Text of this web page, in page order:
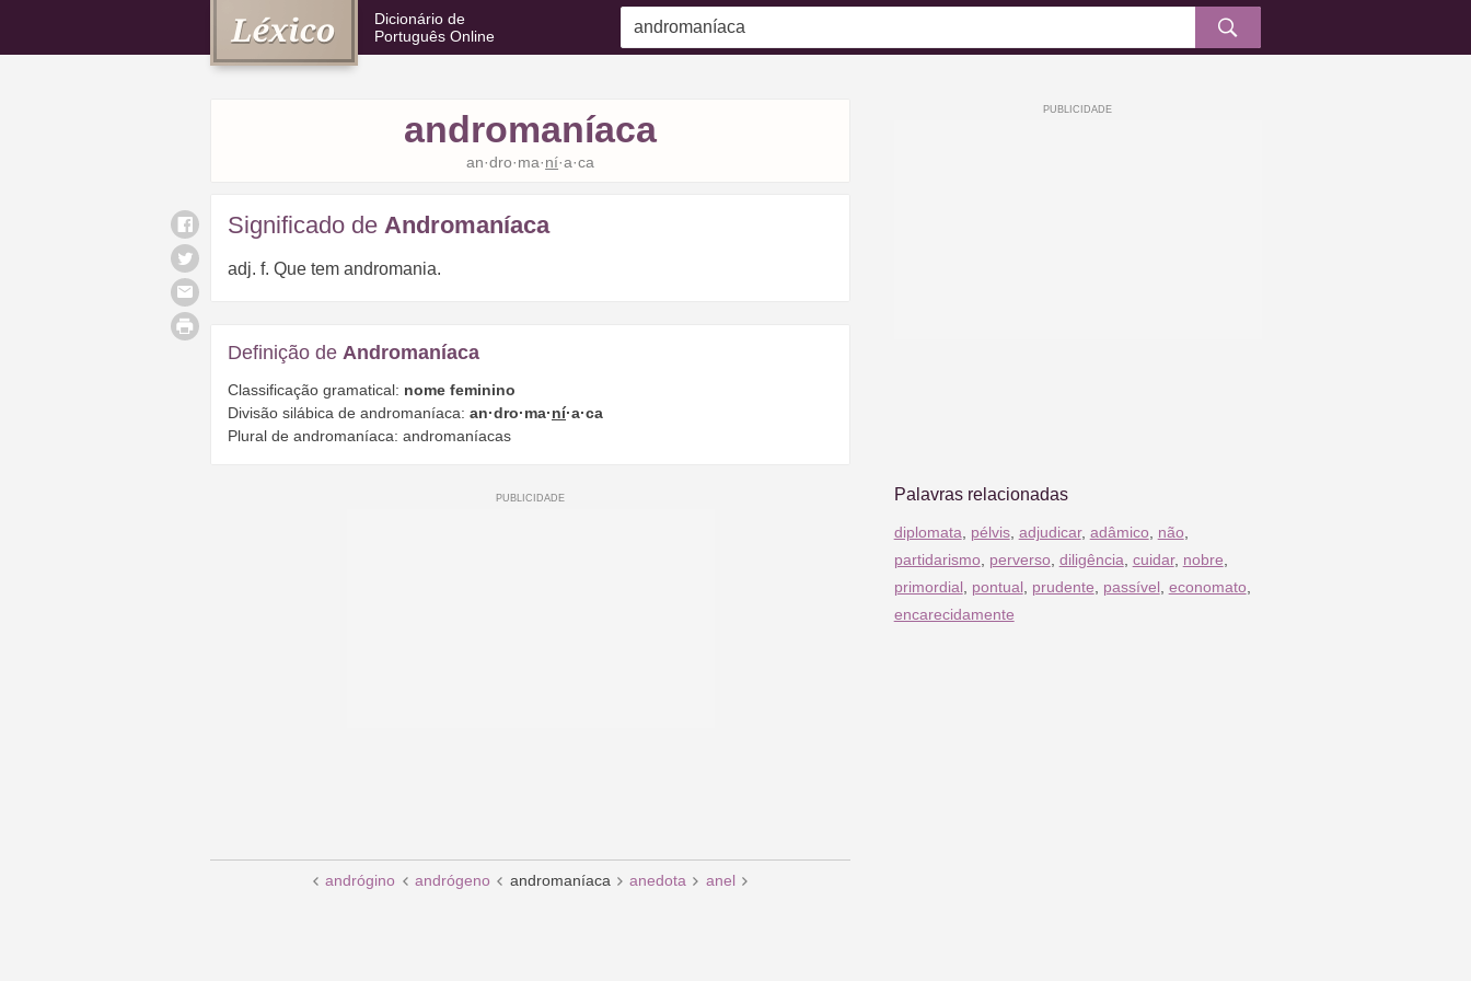
Dicionário de
Português Online
andromaníaca
an·dro·ma·ní·a·ca
Significado de Andromaníaca
adj. f. Que tem andromania.
Definição de Andromaníaca
Classificação gramatical: nome feminino
Divisão silábica de andromaníaca: an·dro·ma·ní·a·ca
Plural de andromaníaca: andromaníacas
andrógino andrógeno andromaníaca anedota anel
Palavras relacionadas
diplomata pélvis, adjudicar, adâmico, não,
partidarismo, perverso, diligência cuidar, nobre
primordial, pontual, prudente passível, economato,
encarecidamente